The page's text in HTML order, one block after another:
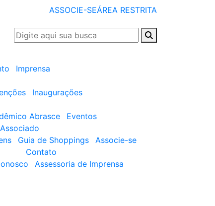
ASSOCIE-SEÁREA RESTRITA
Imprensa
Inaugurações
Abrasce
Eventos
Guia de Shoppings
Associe-se
Contato
Assessoria de Imprensa